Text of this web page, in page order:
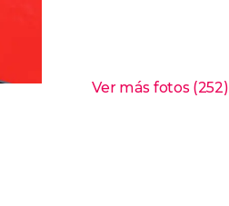
Ver más fotos (252)